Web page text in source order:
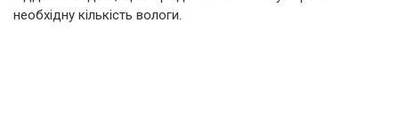
необхідну кількість вологи.